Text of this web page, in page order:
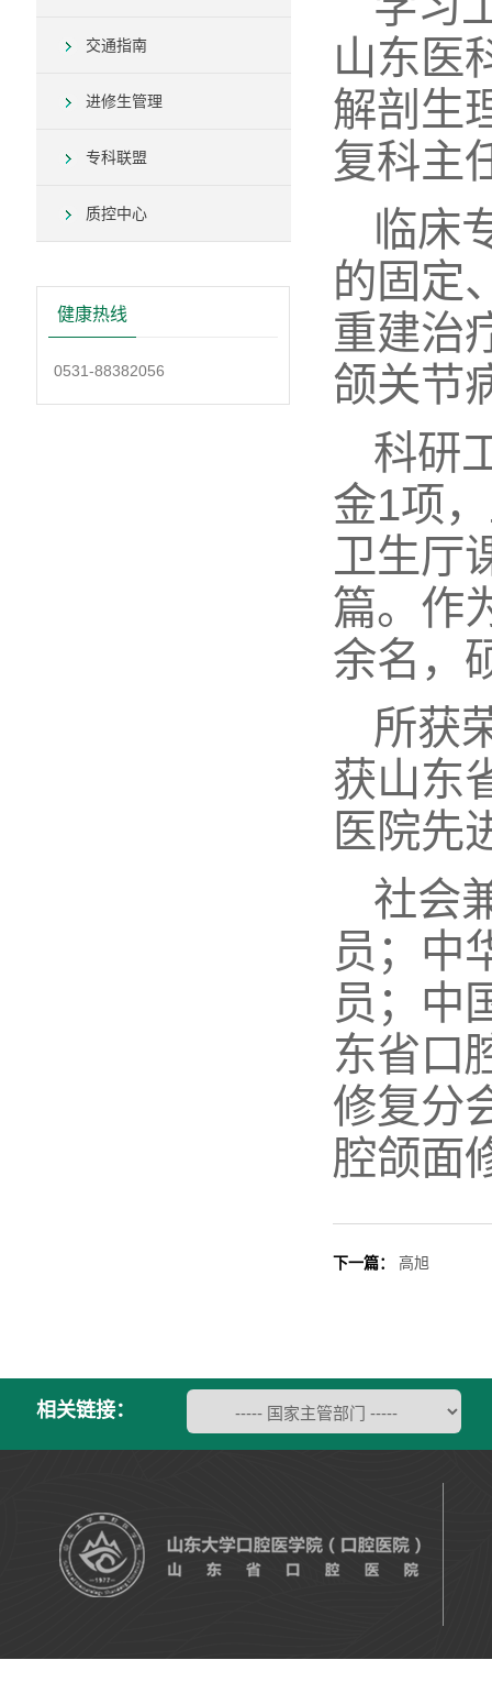
交通指南
进修生管理
专科联盟
质控中心
健康热线
0531-88382056
山东医
解剖生
复科主
临床
的固定
重建治
颌关节
科研
金1项
卫生厅
篇。作
余名，
所获
获山东
医院先
社会
员；中
员；中
东省口
修复分
腔颌面
下一篇： 高旭
相关链接：